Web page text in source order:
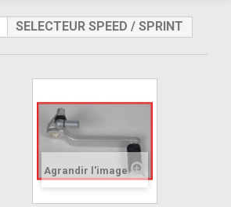
SELECTEUR SPEED / SPRINT
Agrandir l'image